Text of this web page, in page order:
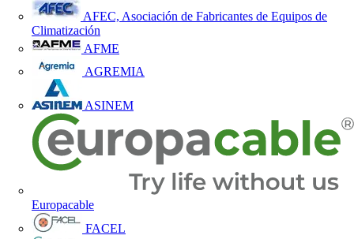
AFEC, Asociación de Fabricantes de Equipos de
Climatización
AFME
AGREMIA
ASINEM
Europacable
FACEL